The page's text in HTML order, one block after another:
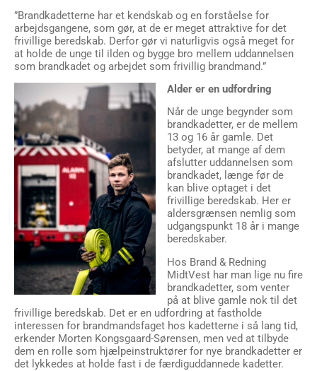
”Brandkadetterne har et kendskab og en forståelse for
arbejdsgangene, som gør, at de er meget attraktive for det
frivillige beredskab. Derfor gør vi naturligvis også meget for
at holde de unge til ilden og bygge bro mellem uddannelsen
som brandkadet og arbejdet som frivillig brandmand.”
Alder er en udfordring
Når de unge begynder som
brandkadetter, er de mellem
13 og 16 år gamle. Det
betyder, at mange af dem
afslutter uddannelsen som
brandkadet, længe før de
kan blive optaget i det
frivillige beredskab. Her er
aldersgrænsen nemlig som
udgangspunkt 18 år i mange
beredskaber.
Hos Brand & Redning
MidtVest har man lige nu fire
brandkadetter, som venter
på at blive gamle nok til det
frivillige beredskab. Det er en udfordring at fastholde
interessen for brandmandsfaget hos kadetterne i så lang tid,
erkender Morten Kongsgaard-Sørensen, men ved at tilbyde
dem en rolle som hjælpeinstruktører for nye brandkadetter er
det lykkedes at holde fast i de færdiguddannede kadetter.